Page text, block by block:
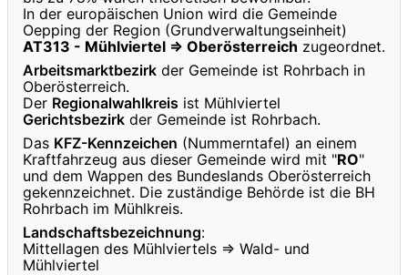
In der europäischen Union wird die Gemeinde
Oepping der Region (Grundverwaltungseinheit)
AT313 - Mühlviertel ⇒ Oberösterreich zugeordnet.
Arbeitsmarktbezirk der Gemeinde ist Rohrbach in
Oberösterreich.
Der Regionalwahlkreis ist Mühlviertel
Gerichtsbezirk der Gemeinde ist Rohrbach.
Das KFZ-Kennzeichen (Nummerntafel) an einem
Kraftfahrzeug aus dieser Gemeinde wird mit "RO"
und dem Wappen des Bundeslands Oberösterreich
gekennzeichnet. Die zuständige Behörde ist die BH
Rohrbach im Mühlkreis.
Landschaftsbezeichnung:
Mittellagen des Mühlviertels ⇒ Wald- und
Mühlviertel